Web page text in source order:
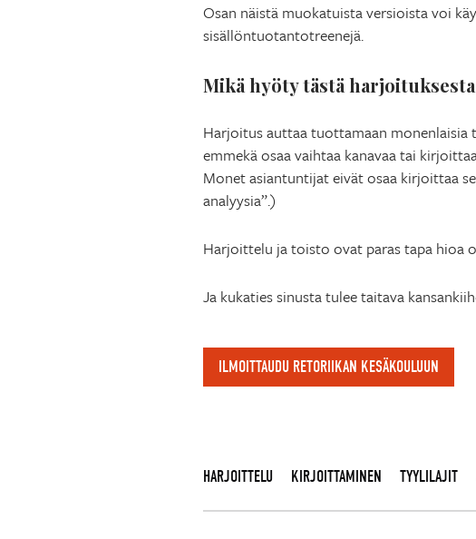
Osan näistä muokatuista versioista voi
sisällöntuotantotreenejä.
Mikä hyöty tästä
Harjoitus auttaa tuottamaan monenlaisia
emmekä osaa vaihtaa kanavaa tai
Monet asiantuntijat eivät osaa kirjoittaa
analyysia”.)
Harjoittelu ja toisto ovat paras tapa hioa
Ja kukaties sinusta tulee taitava
ILMOITTAUDU RETORIIKAN KESÄKOULUUN
HARJOITTELU KIRJOITTAMINEN TYYLILAJIT